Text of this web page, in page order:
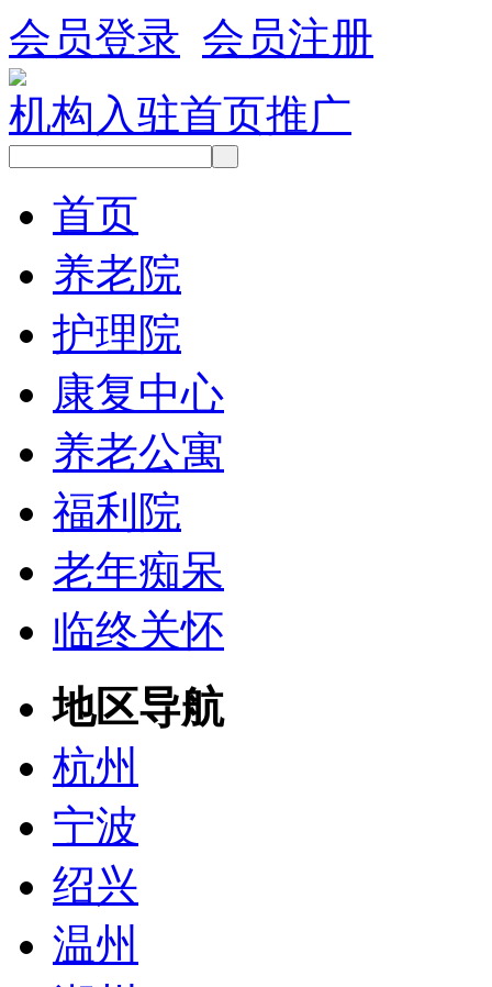
会员登录 会员注册
机构入驻首页推广
首页
养老院
护理院
康复中心
养老公寓
福利院
老年痴呆
临终关怀
地区导航
杭州
宁波
绍兴
温州